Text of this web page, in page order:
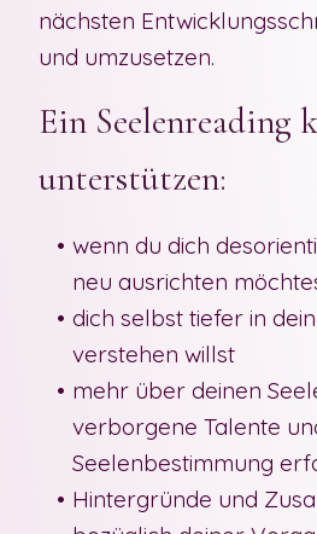
nächsten
und umzusetzen.
Ein Seelenreading
unterstützen:
wenn du dich
neu ausrichten
dich selbst tiefer in
verstehen willst
mehr über deinen
verborgene Talente
Seelenbestimmung
Hintergründe und